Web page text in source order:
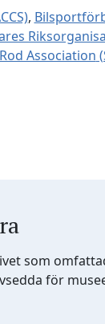
,
Association
som
för